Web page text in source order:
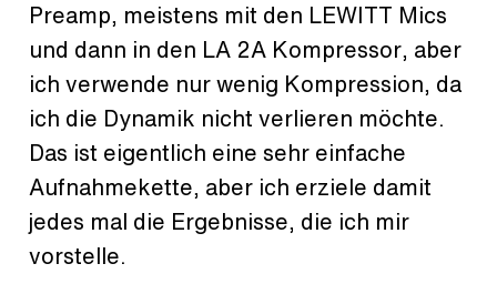
Preamp, meistens mit den LEWITT Mics
und dann in den LA 2A Kompressor, aber
ich verwende nur wenig Kompression, da
ich die Dynamik nicht verlieren möchte.
Das ist eigentlich eine sehr einfache
Aufnahmekette, aber ich erziele damit
jedes mal die Ergebnisse, die ich mir
vorstelle.